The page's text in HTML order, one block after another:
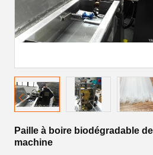
Paille à boire biodégradable
machine